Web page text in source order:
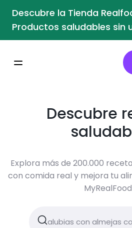
Descubre la Tienda
Productos saludables sin
Descubre
Explora más de 200.000
con comida real y mejora tu